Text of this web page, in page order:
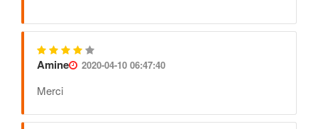
Amine 2020-04-10 06:47:40
Merci